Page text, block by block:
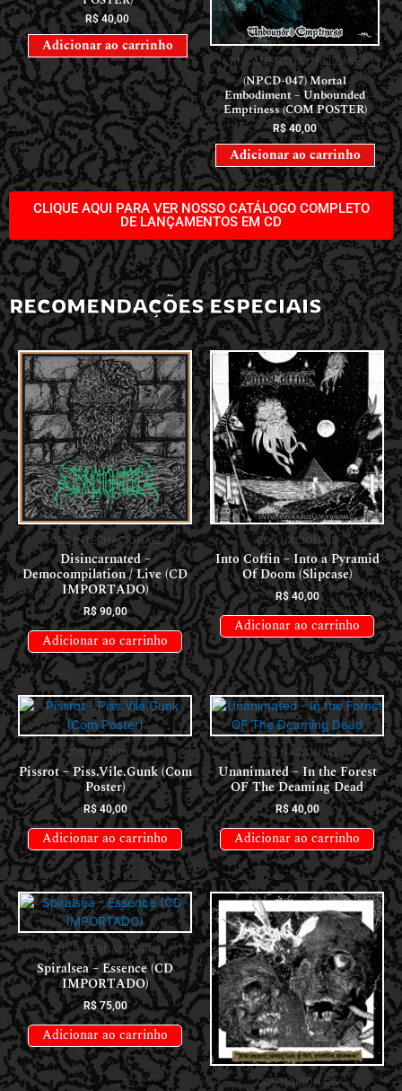
R$40,00
Adicionar ao carrinho
LANÇAMENTOS // RELEASES
(NPCD-047) Mortal
Embodiment – Unbounded
Emptiness (COM POSTER)
R$40,00
Adicionar ao carrinho
CLIQUE AQUI PARA VER NOSSO CATÁLOGO COMPLETO
DE LANÇAMENTOS EM CD
RECOMENDAÇÕES ESPECIAIS
CDS INTERNACIONAIS
Disincarnated –
Democompilation / Live (CD
IMPORTADO)
R$90,00
Adicionar ao carrinho
CDS NACIONAIS
Into Coffin – Into a Pyramid
Of Doom (Slipcase)
R$40,00
Adicionar ao carrinho
CDS NACIONAIS
Pissrot – Piss.Vile.Gunk (Com
Poster)
R$40,00
Adicionar ao carrinho
CDS NACIONAIS
Unanimated – In the Forest
OF The Deaming Dead
R$40,00
Adicionar ao carrinho
CDS INTERNACIONAIS
Spiralsea – Essence (CD
IMPORTADO)
R$75,00
Adicionar ao carrinho
CDS NACIONAIS